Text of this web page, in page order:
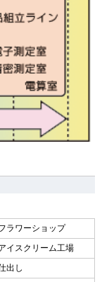
ラワーショップ
イスクリーム工場
出し